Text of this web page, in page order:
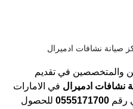
صيانة نشافات ادميرال
والمتخصصين في تقديم
نشافات ادميرال في الامارات
رقم 0555171700 للحصول